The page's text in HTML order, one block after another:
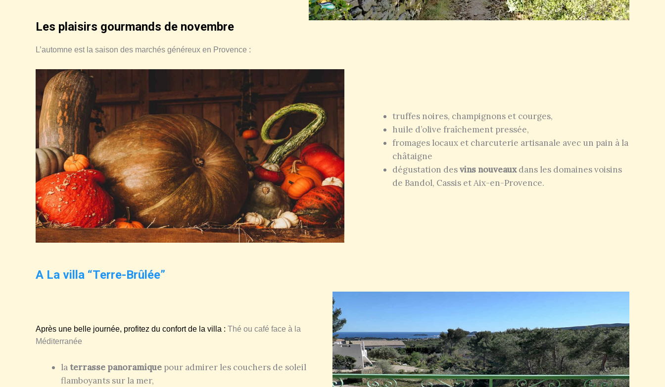
Les plaisirs gourmands de novembre
L’automne est la saison des marchés généreux en Provence :
truffes noires, champignons et courges,
huile d’olive fraîchement pressée,
fromages locaux et charcuterie artisanale avec un pain à la
châtaigne
dégustation desvins nouveauxdans les domaines voisins
de Bandol, Cassis et Aix-en-Provence.
A La villa “Terre-Brûlée”
Après une belle journée, profitez du confort de la villa : Thé ou café face à la
Méditerranée
laterrasse panoramique pour admirer les couchers de soleil
flamboyants sur la mer,